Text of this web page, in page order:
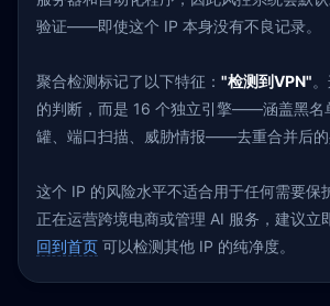
验证——即使这个 IP 本身没有不良记录。
聚合检测标记了以下特征： "检测到VPN"
的判断，而是 16 个独立引擎——涵盖黑名
罐、端口扫描、威胁情报——去重合并后的
这个 IP 的风险水平不适合用于任何需要保
正在运营跨境电商或管理 AI 服务，建议立
回到首页 可以检测其他 IP 的纯净度。